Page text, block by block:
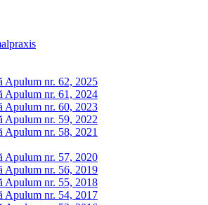
Apulum nr. 62, 2025
Apulum nr. 61, 2024
Apulum nr. 60, 2023
Apulum nr. 59, 2022
Apulum nr. 58, 2021
Apulum nr. 57, 2020
Apulum nr. 56, 2019
Apulum nr. 55, 2018
Apulum nr. 54, 2017